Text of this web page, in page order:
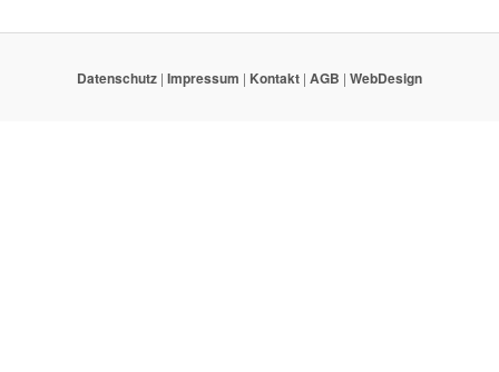
Datenschutz | Impressum | Kontakt | AGB | WebDesign